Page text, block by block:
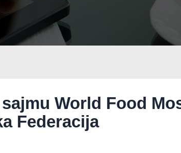
World Food
Federacija